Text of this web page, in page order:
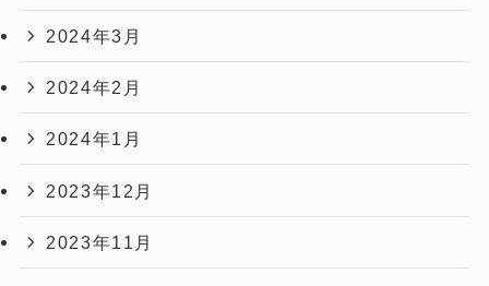
2024年3月
2024年2月
2024年1月
2023年12月
2023年11月